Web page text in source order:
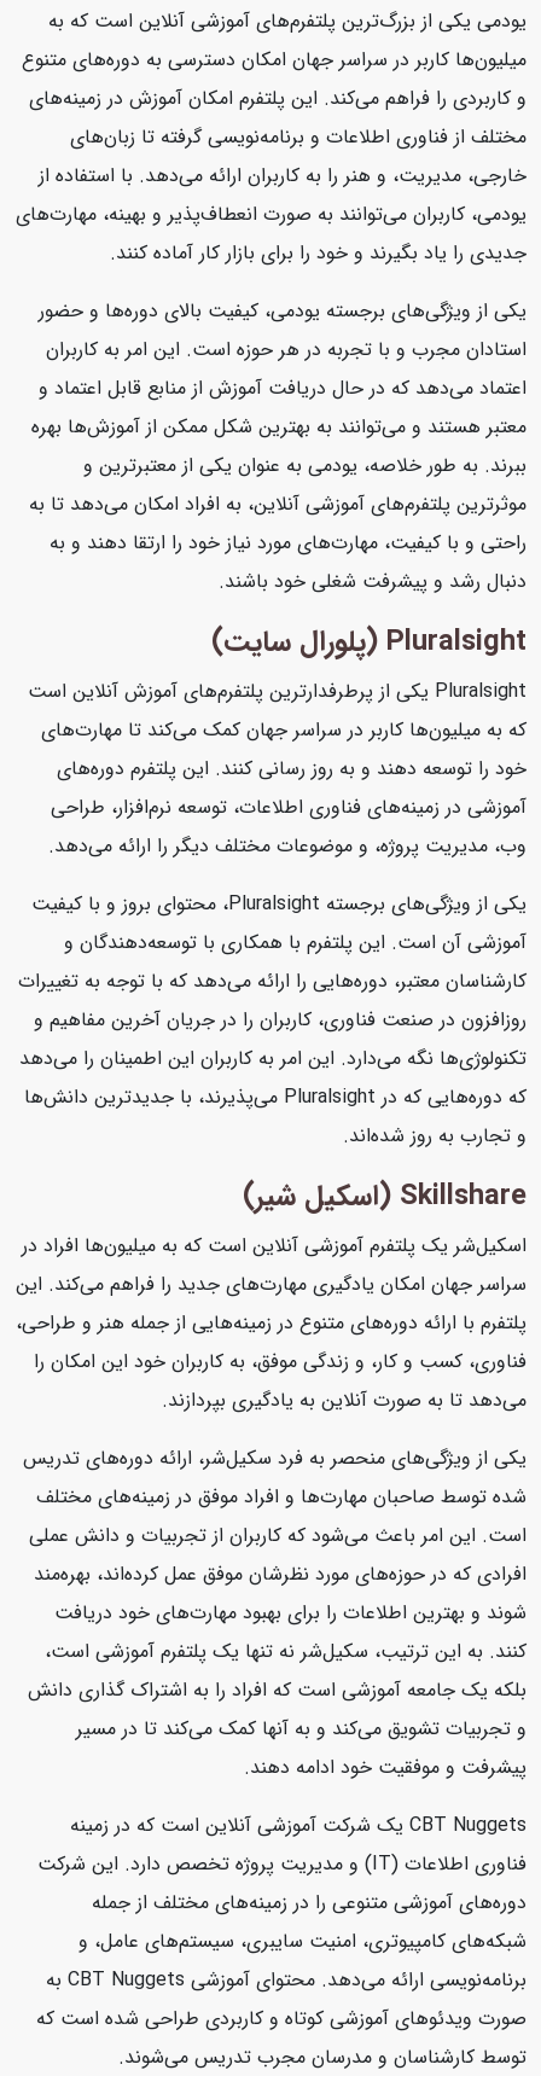
یودمی یکی از بزرگ‌ترین پلتفرم‌های آموزشی آنلاین است که به
میلیون‌ها کاربر در سراسر جهان امکان دسترسی به دوره‌های متنوع
و کاربردی را فراهم می‌کند. این پلتفرم امکان آموزش در زمینه‌های
مختلف از فناوری اطلاعات و برنامه‌نویسی گرفته تا زبان‌های
خارجی، مدیریت، و هنر را به کاربران ارائه می‌دهد. با استفاده از
یودمی، کاربران می‌توانند به صورت انعطاف‌پذیر و بهینه، مهارت‌های
جدیدی را یاد بگیرند و خود را برای بازار کار آماده کنند.
یکی از ویژگی‌های برجسته یودمی، کیفیت بالای دوره‌ها و حضور
استادان مجرب و با تجربه در هر حوزه است. این امر به کاربران
اعتماد می‌دهد که در حال دریافت آموزش از منابع قابل اعتماد و
معتبر هستند و می‌توانند به بهترین شکل ممکن از آموزش‌ها بهره
ببرند. به طور خلاصه، یودمی به عنوان یکی از معتبرترین و
موثرترین پلتفرم‌های آموزشی آنلاین، به افراد امکان می‌دهد تا به
راحتی و با کیفیت، مهارت‌های مورد نیاز خود را ارتقا دهند و به
دنبال رشد و پیشرفت شغلی خود باشند.
Pluralsight (پلورال سایت)
Pluralsight یکی از پرطرفدارترین پلتفرم‌های آموزش آنلاین است
که به میلیون‌ها کاربر در سراسر جهان کمک می‌کند تا مهارت‌های
خود را توسعه دهند و به روز رسانی کنند. این پلتفرم دوره‌های
آموزشی در زمینه‌های فناوری اطلاعات، توسعه نرم‌افزار، طراحی
وب، مدیریت پروژه، و موضوعات مختلف دیگر را ارائه می‌دهد.
یکی از ویژگی‌های برجسته Pluralsight، محتوای بروز و با کیفیت
آموزشی آن است. این پلتفرم با همکاری با توسعه‌دهندگان و
کارشناسان معتبر، دوره‌هایی را ارائه می‌دهد که با توجه به تغییرات
روزافزون در صنعت فناوری، کاربران را در جریان آخرین مفاهیم و
تکنولوژی‌ها نگه می‌دارد. این امر به کاربران این اطمینان را می‌دهد
که دوره‌هایی که در Pluralsight می‌پذیرند، با جدیدترین دانش‌ها
و تجارب به روز شده‌اند.
Skillshare (اسکیل شیر)
اسکیل‌شر یک پلتفرم آموزشی آنلاین است که به میلیون‌ها افراد در
سراسر جهان امکان یادگیری مهارت‌های جدید را فراهم می‌کند. این
پلتفرم با ارائه دوره‌های متنوع در زمینه‌هایی از جمله هنر و طراحی،
فناوری، کسب و کار، و زندگی موفق، به کاربران خود این امکان را
می‌دهد تا به صورت آنلاین به یادگیری بپردازند.
یکی از ویژگی‌های منحصر به فرد سکیل‌شر، ارائه دوره‌های تدریس
شده توسط صاحبان مهارت‌ها و افراد موفق در زمینه‌های مختلف
است. این امر باعث می‌شود که کاربران از تجربیات و دانش عملی
افرادی که در حوزه‌های مورد نظرشان موفق عمل کرده‌اند، بهره‌مند
شوند و بهترین اطلاعات را برای بهبود مهارت‌های خود دریافت
کنند. به این ترتیب، سکیل‌شر نه تنها یک پلتفرم آموزشی است،
بلکه یک جامعه آموزشی است که افراد را به اشتراک گذاری دانش
و تجربیات تشویق می‌کند و به آنها کمک می‌کند تا در مسیر
پیشرفت و موفقیت خود ادامه دهند.
CBT Nuggets یک شرکت آموزشی آنلاین است که در زمینه
فناوری اطلاعات (IT) و مدیریت پروژه تخصص دارد. این شرکت
دوره‌های آموزشی متنوعی را در زمینه‌های مختلف از جمله
شبکه‌های کامپیوتری، امنیت سایبری، سیستم‌های عامل، و
برنامه‌نویسی ارائه می‌دهد. محتوای آموزشی CBT Nuggets به
صورت ویدئوهای آموزشی کوتاه و کاربردی طراحی شده است که
توسط کارشناسان و مدرسان مجرب تدریس می‌شوند.